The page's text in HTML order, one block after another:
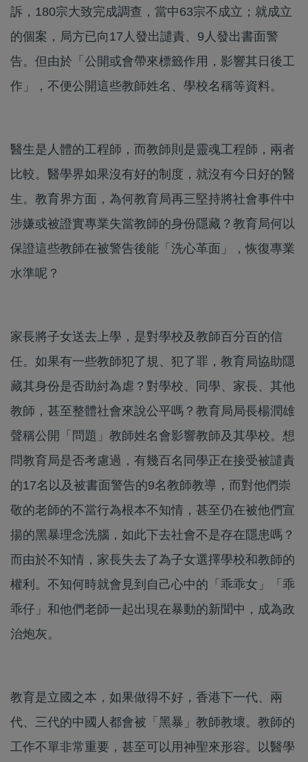
訴，180宗大致完成調查，當中63宗不成立；就成立
的個案，局方已向17人發出譴責、9人發出書面警
告。但由於「公開或會帶來標籤作用，影響其日後工
作」，不便公開這些教師姓名、學校名稱等資料。
醫生是人體的工程師，而教師則是靈魂工程師，兩者
比較。醫學界如果沒有好的制度，就沒有今日好的醫
生。教育界方面，為何教育局再三堅持將社會事件中
涉嫌或被證實專業失當教師的身份隱藏？教育局何以
保證這些教師在被警告後能「洗心革面」，恢復專業
水準呢？
家長將子女送去上學，是對學校及教師百分百的信
任。如果有一些教師犯了規、犯了罪，教育局協助隱
藏其身份是否助紂為虐？對學校、同學、家長、其他
教師，甚至整體社會來說公平嗎？教育局局長楊潤雄
聲稱公開「問題」教師姓名會影響教師及其學校。想
問教育局是否考慮過，有幾百名同學正在接受被譴責
的17名以及被書面警告的9名教師教導，而對他們崇
敬的老師的不當行為根本不知情，甚至仍在被他們宣
揚的黑暴理念洗腦，如此下去社會不是存在隱患嗎？
而由於不知情，家長失去了為子女選擇學校和教師的
權利。不知何時就會見到自己心中的「乖乖女」「乖
乖仔」和他們老師一起出現在暴動的新聞中，成為政
治炮灰。
教育是立國之本，如果做得不好，香港下一代、兩
代、三代的中國人都會被「黑暴」教師教壞。教師的
工作不單非常重要，甚至可以用神聖來形容。以醫學